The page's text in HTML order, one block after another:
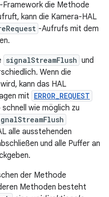
die Methode
kann die Kamera-HAL
-Aufrufs mit dem
signalStreamFlush und
Wenn die
kann das HAL
mit ERROR_REQUEST
wie möglich zu
alle ausstehenden
und alle Puffer an
der Methode
Methoden besteht